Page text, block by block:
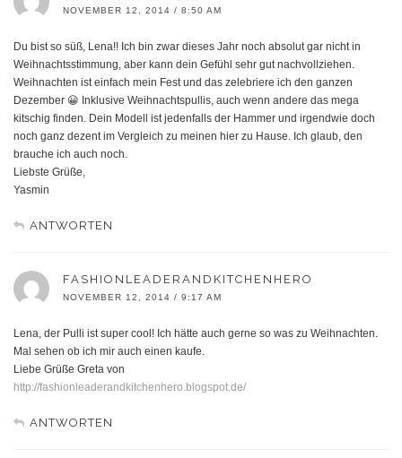
NOVEMBER 12, 2014 / 8:50 AM
Du bist so süß, Lena!! Ich bin zwar dieses Jahr noch absolut gar nicht in
Weihnachtsstimmung, aber kann dein Gefühl sehr gut nachvollziehen.
Weihnachten ist einfach mein Fest und das zelebriere ich den ganzen
Dezember 😀 Inklusive Weihnachtspullis, auch wenn andere das mega
kitschig finden. Dein Modell ist jedenfalls der Hammer und irgendwie doch
noch ganz dezent im Vergleich zu meinen hier zu Hause. Ich glaub, den
brauche ich auch noch.
Liebste Grüße,
Yasmin
ANTWORTEN
FASHIONLEADERANDKITCHENHERO
NOVEMBER 12, 2014 / 9:17 AM
Lena, der Pulli ist super cool! Ich hätte auch gerne so was zu Weihnachten.
Mal sehen ob ich mir auch einen kaufe.
Liebe Grüße Greta von
http://fashionleaderandkitchenhero.blogspot.de/
ANTWORTEN